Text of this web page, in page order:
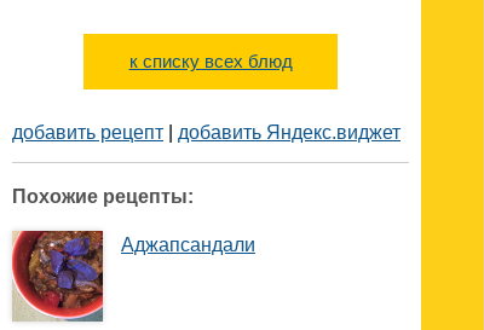
к списку всех блюд
добавить рецепт добавить Яндекс.виджет
Похожие рецепты:
Аджапсандали